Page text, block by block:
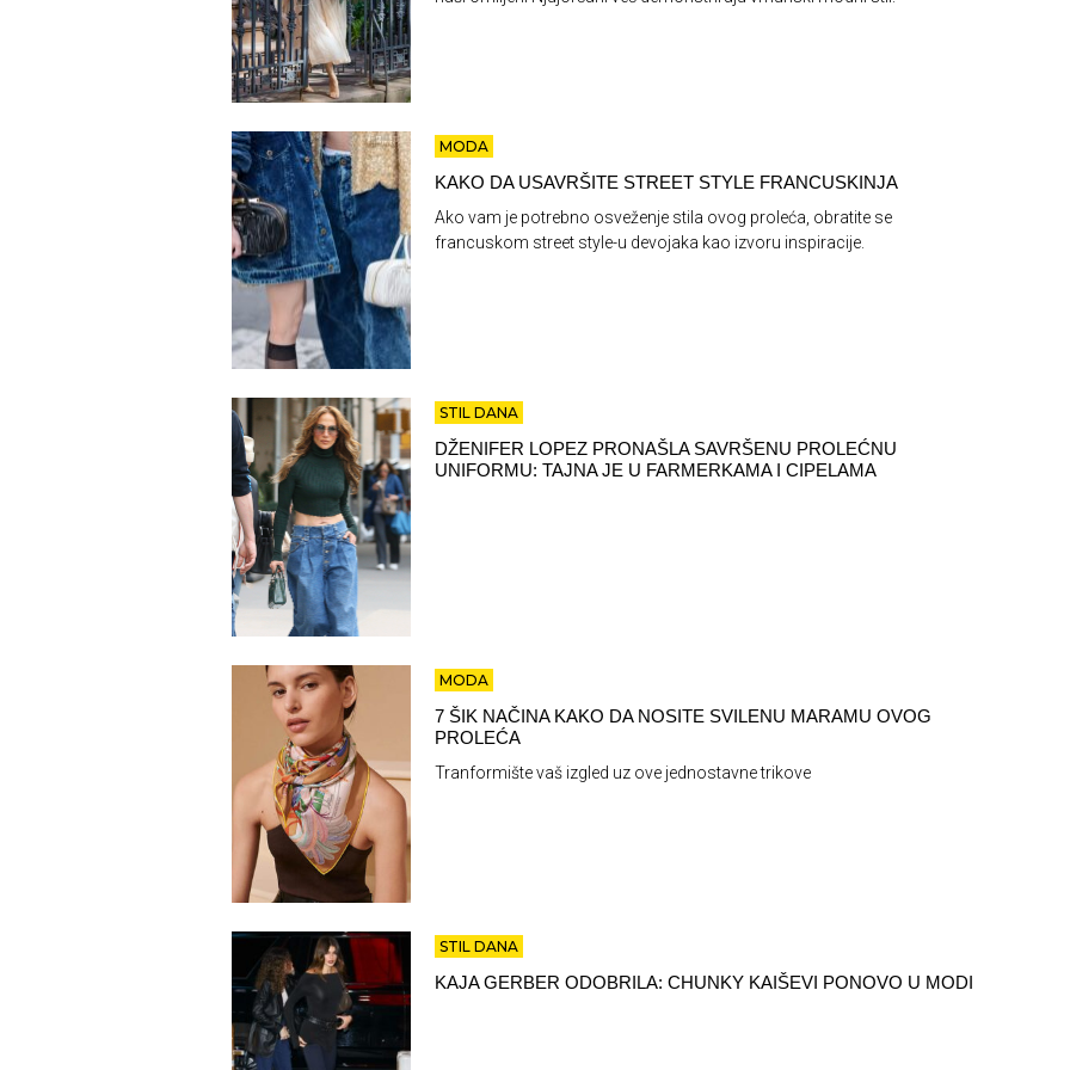
MODA
KAKO DA USAVRŠITE STREET STYLE FRANCUSKINJA
Ako vam je potrebno osveženje stila ovog proleća, obratite se
francuskom street style-u devojaka kao izvoru inspiracije.
STIL DANA
DŽENIFER LOPEZ PRONAŠLA SAVRŠENU PROLEĆNU
UNIFORMU: TAJNA JE U FARMERKAMA I CIPELAMA
MODA
7 ŠIK NAČINA KAKO DA NOSITE SVILENU MARAMU OVOG
PROLEĆA
Tranformište vaš izgled uz ove jednostavne trikove
STIL DANA
KAJA GERBER ODOBRILA: CHUNKY KAIŠEVI PONOVO U MODI